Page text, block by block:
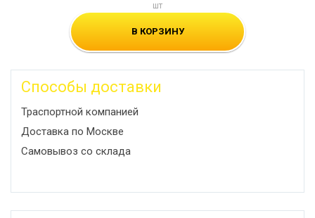
шт
В КОРЗИНУ
Способы доставки
Траспортной компанией
Доставка по Москве
Самовывоз со склада